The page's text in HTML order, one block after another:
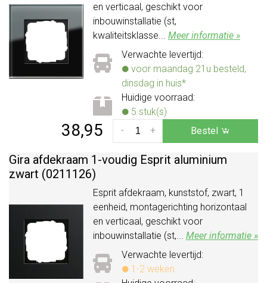
en verticaal, geschikt voor
inbouwinstallatie (st,
kwaliteitsklasse... Meer informatie »
Verwachte levertijd:
voor maandag 21u besteld,
dinsdag in huis*
Huidige voorraad:
5 stuk(s)
38,95 +
- Bestel
Gira afdekraam 1-voudig Esprit aluminium
zwart (0211126)
Esprit afdekraam, kunststof, zwart, 1
eenheid, montagerichting horizontaal
en verticaal, geschikt voor
inbouwinstallatie (st,... Meer informatie »
Verwachte levertijd:
1-2 weken